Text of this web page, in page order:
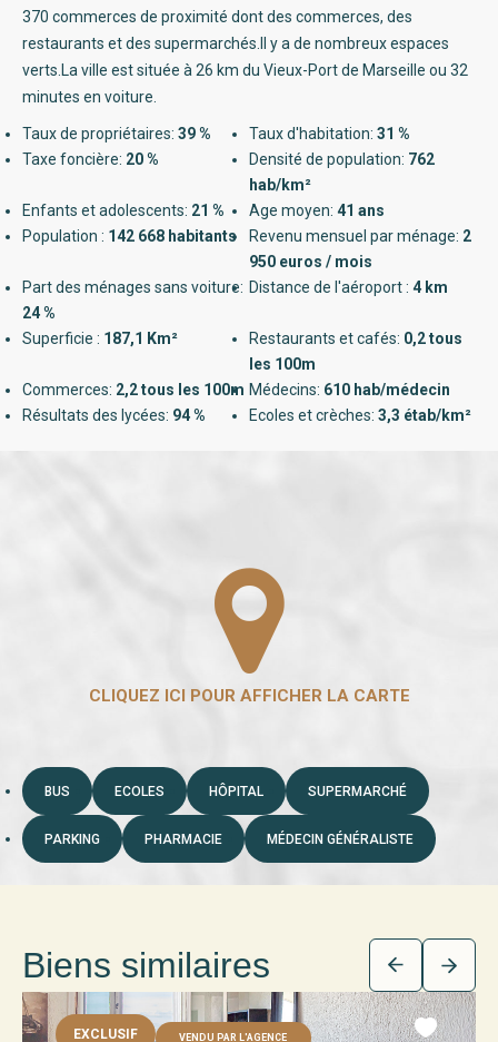
370 commerces de proximité dont des commerces, des
restaurants et des supermarchés.Il y a de nombreux espaces
verts.La ville est située à 26 km du Vieux-Port de Marseille ou 32
minutes en voiture.
Taux de propriétaires: 39 % Taux d'habitation: 31 %
Taxe foncière: 20 % Densité de population: 762
hab/km²
Enfants et adolescents: 21 % Age moyen: 41 ans
Population : 142 668 habitants Revenu mensuel par ménage: 2
950 euros / mois
Part des ménages sans voiture:
24 %
Distance de l'aéroport : 4 km
Superficie : 187,1 Km² Restaurants et cafés: 0,2 tous
les 100m
Commerces: 2,2 tous les 100m Médecins: 610 hab/médecin
Résultats des lycées: 94 % Ecoles et crèches: 3,3 étab/km²
BUS ECOLES HÔPITAL SUPERMARCHÉ
PARKING PHARMACIE MÉDECIN GÉNÉRALISTE
Biens similaires
EXCLUSIF VENDU PAR L'AGENCE